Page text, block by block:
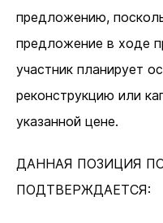
предложению,
предложение в ходе
участник планирует
реконструкцию или
указанной цене.
ДАННАЯ ПОЗИЦИЯ
ПОДТВЕРЖДАЕТСЯ: